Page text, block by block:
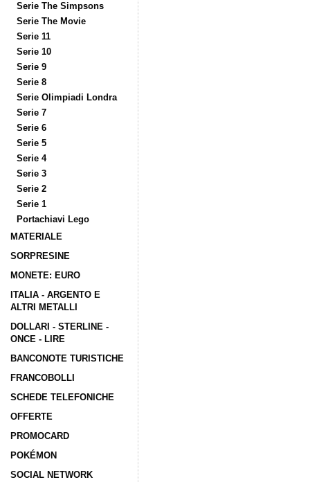
Serie The Simpsons
Serie The Movie
Serie 11
Serie 10
Serie 9
Serie 8
Serie Olimpiadi Londra
Serie 7
Serie 6
Serie 5
Serie 4
Serie 3
Serie 2
Serie 1
Portachiavi Lego
MATERIALE
SORPRESINE
MONETE: EURO
ITALIA - ARGENTO E
ALTRI METALLI
DOLLARI - STERLINE -
ONCE - LIRE
BANCONOTE TURISTICHE
FRANCOBOLLI
SCHEDE TELEFONICHE
OFFERTE
PROMOCARD
POKÉMON
SOCIAL NETWORK